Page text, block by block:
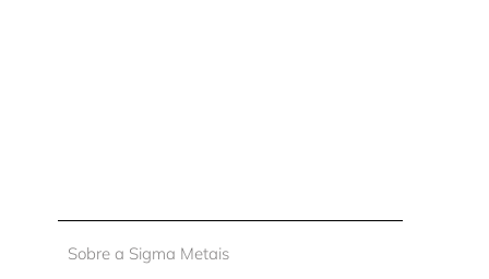
Sobre a Sigma Metais